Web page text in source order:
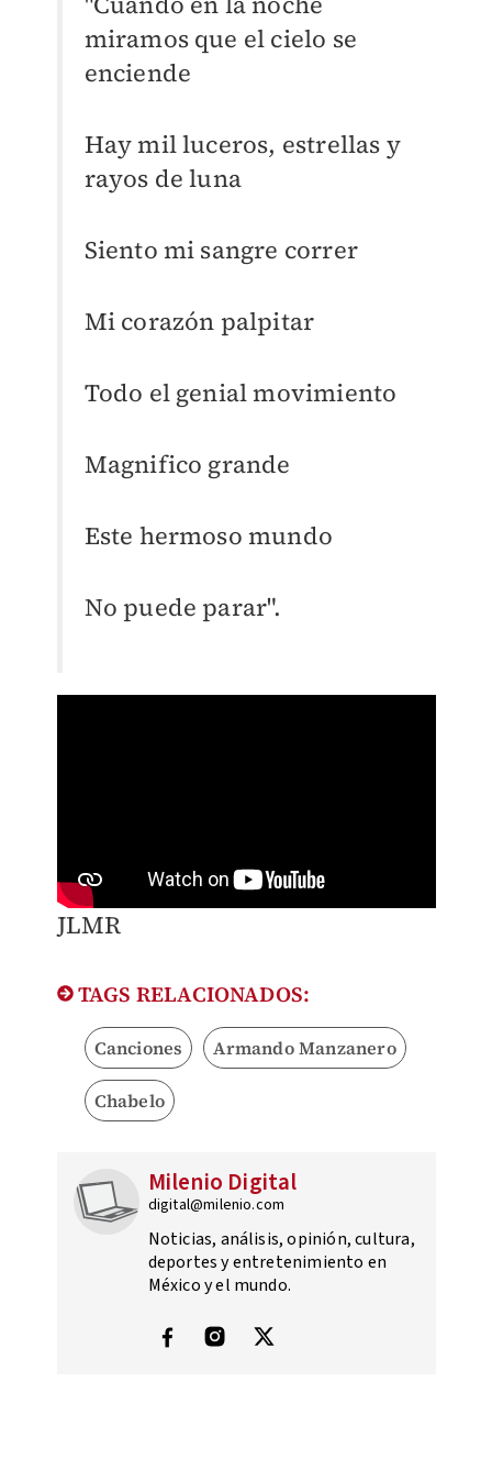
miramos que el cielo se
enciende
Hay mil luceros, estrellas y
rayos de luna
Siento mi sangre correr
Mi corazón palpitar
Todo el genial movimiento
Magnifico grande
Este hermoso mundo
No puede parar".
JLMR
TAGS RELACIONADOS:
Canciones Armando Manzanero
Chabelo
Milenio Digital
digital@milenio.com
Noticias, análisis, opinión, cultura,
deportes y entretenimiento en
México y el mundo.